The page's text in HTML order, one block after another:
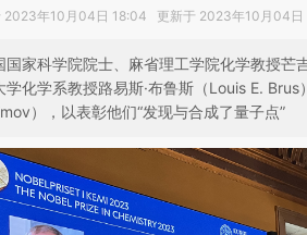
2023年10月04日 18:04 更新于 2023年10月04日
家科学院院士、麻省理工学院化学教授芒
化学系教授路易斯·布鲁斯（Louis E. Brus
），以表彰他们“发现与合成了量子点”